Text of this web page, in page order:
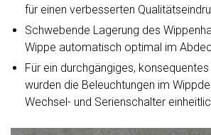
für einen verbesserten
Schwebende Lagerung des
Wippe automatisch optimal im
Für ein durchgängiges,
wurden die Beleuchtungen im
Wechsel- und Serienschalter